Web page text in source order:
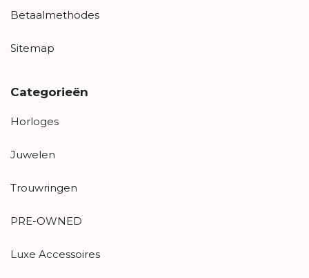
Betaalmethodes
Sitemap
Categorieën
Horloges
Juwelen
Trouwringen
PRE-OWNED
Luxe Accessoires